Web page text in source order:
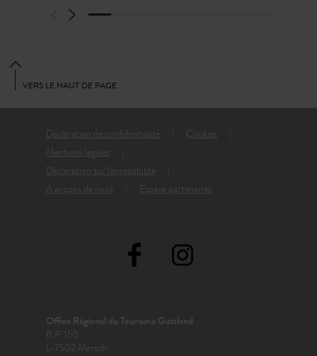
Déclaration de confidentialité
Cookies
Mentions légales
Déclaration sur l'accessibilité
À propos de nous
Espace partenaires
Office Régional du Tourisme Guttland
B.P. 150
L-7502 Mersch
VERS LE HAUT DE PAGE